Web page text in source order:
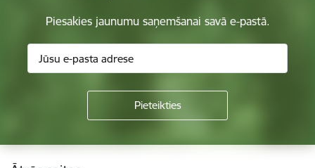
Piesakies jaunumu saņemšanai savā e-pastā.
Kājene